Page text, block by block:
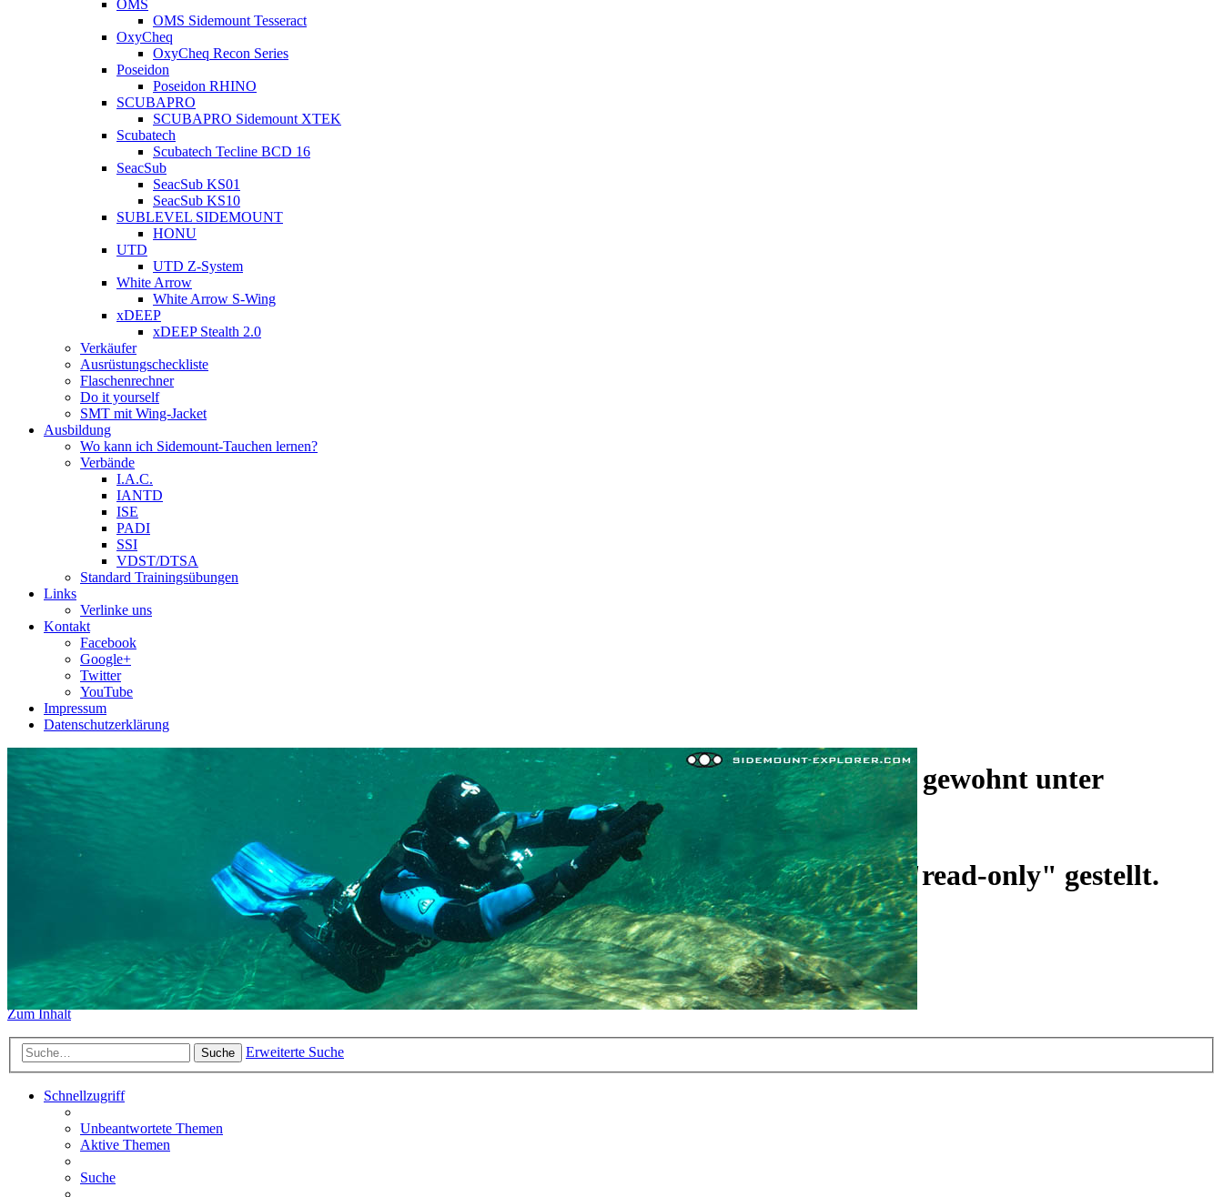
OMS
OMS Sidemount Tesseract
OxyCheq
OxyCheq Recon Series
Poseidon
Poseidon RHINO
SCUBAPRO
SCUBAPRO Sidemount XTEK
Scubatech
Scubatech Tecline BCD 16
SeacSub
SeacSub KS01
SeacSub KS10
SUBLEVEL SIDEMOUNT
HONU
UTD
UTD Z-System
White Arrow
White Arrow S-Wing
xDEEP
xDEEP Stealth 2.0
Verkäufer
Ausrüstungscheckliste
Flaschenrechner
Do it yourself
SMT mit Wing-Jacket
Ausbildung
Wo kann ich Sidemount-Tauchen lernen?
Verbände
I.A.C.
IANTD
ISE
PADI
SSI
VDST/DTSA
Standard Trainingsübungen
Links
Verlinke uns
Kontakt
Facebook
Google+
Twitter
YouTube
Impressum
Datenschutzerklärung
Das Sidemount-Forum ist auf ein neues Forensystem umgezogen und wie gewohnt unter
https://www.sidemount-forum.comerreichbar.
Das alte Forum hier existiert nur aufgrund deralten Galerie
und ist auf "read-only" gestellt.
Sidemount-Forum
Erlebe den Unterschied
Zum Inhalt
Suche Erweiterte Suche
Schnellzugriff
Unbeantwortete Themen
Aktive Themen
Suche